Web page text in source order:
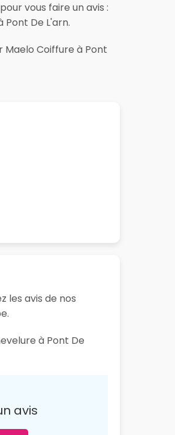
vous faire un avis :
De L'arn.
Maelo Coiffure à Pont
les avis de nos
à Pont De
avis